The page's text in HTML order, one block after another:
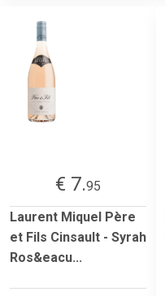
€ 7.95
Laurent Miquel Père
et Fils Cinsault - Syrah
Ros&eacu...